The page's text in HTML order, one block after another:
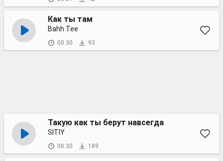
Как ты там
Bahh Tee
00:30 93
Такую как ты берут навсегда
SITIY
00:30 189